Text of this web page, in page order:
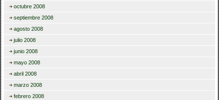
octubre 2008
septiembre 2008
agosto 2008
julio 2008
junio 2008
mayo 2008
abril 2008
marzo 2008
febrero 2008